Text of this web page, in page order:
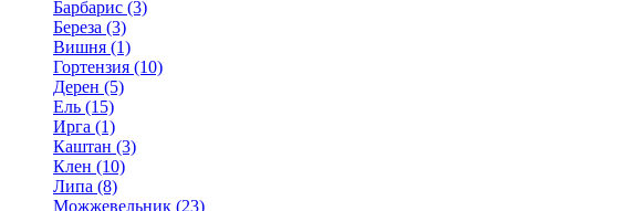
Барбарис (3)
Береза (3)
Вишня (1)
Гортензия (10)
Дерен (5)
Ель (15)
Ирга (1)
Каштан (3)
Клен (10)
Липа (8)
Можжевельник (23)